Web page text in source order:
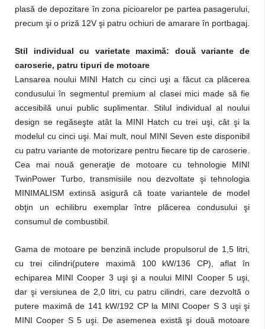
plasă de depozitare în zona picioarelor pe partea pasagerului,
precum şi o priză 12V şi patru ochiuri de amarare în portbagaj.
Stil individual cu varietate maximă: două variante de
caroserie, patru tipuri de motoare
Lansarea noului MINI Hatch cu cinci uşi a făcut ca plăcerea
condusului în segmentul premium al clasei mici made să fie
accesibilă unui public suplimentar. Stilul individual al noului
design se regăseşte atât la MINI Hatch cu trei uşi, cât şi la
modelul cu cinci uşi. Mai mult, noul MINI Seven este disponibil
cu patru variante de motorizare pentru fiecare tip de caroserie.
Cea mai nouă generaţie de motoare cu tehnologie MINI
TwinPower Turbo, transmisiile nou dezvoltate şi tehnologia
MINIMALISM extinsă asigură că toate variantele de model
obţin un echilibru exemplar între plăcerea condusului şi
consumul de combustibil.
Gama de motoare pe benzină include propulsorul de 1,5 litri,
cu trei cilindri(putere maximă 100 kW/136 CP), aflat în
echiparea MINI Cooper 3 uşi şi a noului MINI Cooper 5 uşi,
dar şi versiunea de 2,0 litri, cu patru cilindri, care dezvoltă o
putere maximă de 141 kW/192 CP la MINI Cooper S 3 uşi şi
MINI Cooper S 5 uşi. De asemenea există şi două motoare